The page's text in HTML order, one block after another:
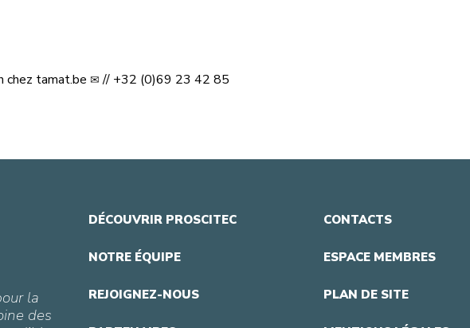
chez tamat.be // +32 (0)69 23 42 85
la
des
DÉCOUVRIR PROSCITEC
NOTRE ÉQUIPE
REJOIGNEZ-NOUS
CONTACTS
ESPACE MEMBRES
PLAN DE SITE